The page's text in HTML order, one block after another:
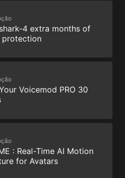
4 extra months of
protection
Voicemod PRO 30
: Real-Time AI Motion
for Avatars